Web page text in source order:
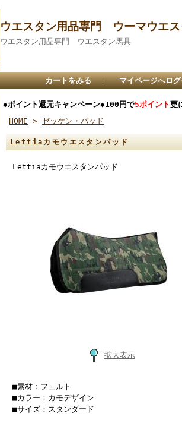
ウエスタン用品専門 ウーマウエ
ウエスタン用品専門 ウエスタン馬具
カートをみる ｜ マイページへロ
◆ポイント還元キャンペーン◆100円で5ポイント更
HOME > ゼッケン・パッド
Lettiaカモウエスタンパッド
Lettiaカモウエスタンパッド
拡大表示
■素材：フェルト
■カラー：カモデザイン
■サイズ：スタンダード